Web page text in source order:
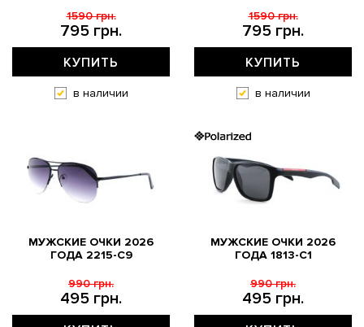
795 грн.
1590 грн.
КУПИТЬ
в наличии
795 грн.
1590 грн.
КУПИТЬ
в наличии
МУЖСКИЕ ОЧКИ 2026
ГОДА 2215-C9
495 грн.
990 грн.
МУЖСКИЕ ОЧКИ 2026
ГОДА 1813-С1
495 грн.
990 грн.